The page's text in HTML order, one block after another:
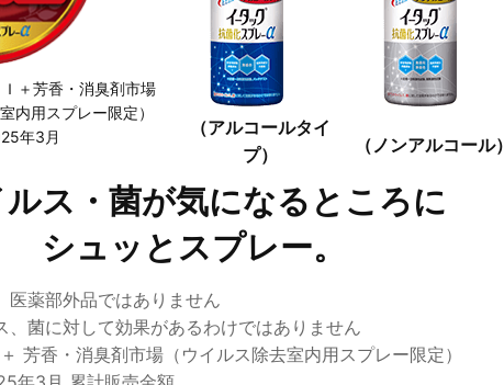
＋芳香・消臭剤市場
内用スプレー限定）
年3月
（アルコールタイ
プ）
（ノンアルコール）
ルス・菌が気になるところに
シュッとスプレー。
医薬部外品ではありません
、菌に対して効果があるわけではありません
芳香・消臭剤市場（ウイルス除去室内用スプレー限定）